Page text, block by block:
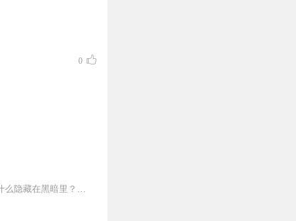
0
【适听年龄】7岁+离奇的诱拐案件，神秘的生化药物,猴子警长深入调查竟被陷害入狱？究竟是什么隐藏在黑暗里？用科学探真相，善观察巧推理！跟随猴子警长用科学的力量，粉...